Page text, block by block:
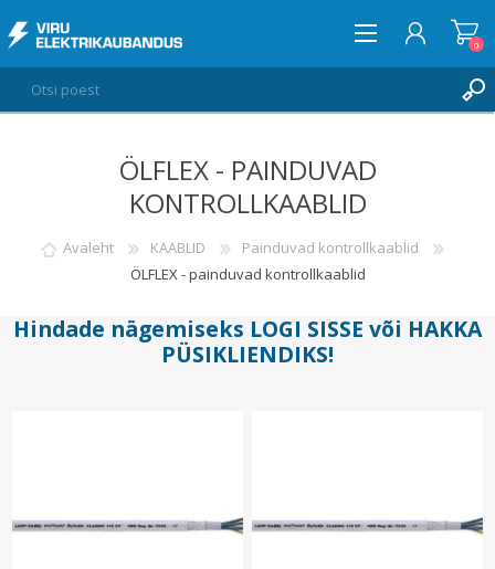
0
0
ÖLFLEX - PAINDUVAD
KONTROLLKAABLID
Avaleht KAABLID
Painduvad kontrollkaablid
ÖLFLEX - painduvad kontrollkaablid
Hindade nägemiseks LOGI SISSE või HAKKA
PÜSIKLIENDIKS!